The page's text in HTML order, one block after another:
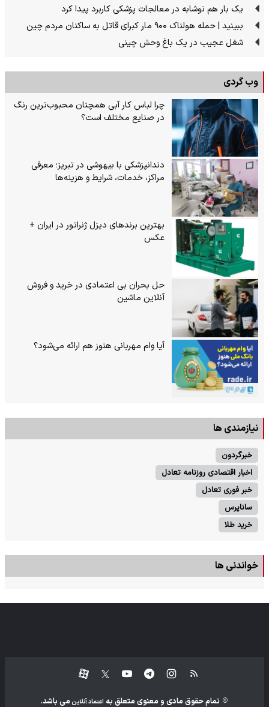
یک بار هم نوشابه در معالجات پزشکی کاربرد پیدا کرد
ببینید | حمله هولناک ۹۰۰ مار کبرای قاتل به ساکنان مردم چین
شغل عجیب در یک باغ وحش چینی
وب گردی
چرا لباس کار آبی همچنان محبوب‌ترین رنگ
در صنایع مختلف است؟
دندانپزشکی با بیهوشی در تبریز؛ معرفی
مراکز، خدمات، شرایط و هزینه‌ها
بهترین برندهای دیزل ژنراتور در ایران +
عکس
حل بحران بی‌ اعتمادی در خرید و فروش
آنلاین ماشین
آیا وام مهربانی هنوز هم ارائه می‌شود؟
نیازمندی ها
خبرگردون
اخبار اقتصادی روزنامه تعادل
خبر فوری تعادل
ساناپرس
خرید طلا
خواندنی ها
تمام حقوق مادی و معنوی متعلق به اعتماد آنلاین می باشد.